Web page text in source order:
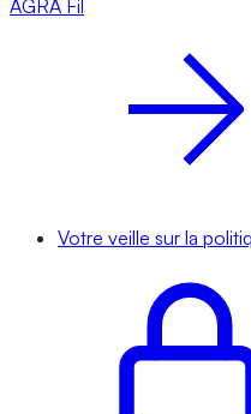
AGRA Fil
Votre veille sur la